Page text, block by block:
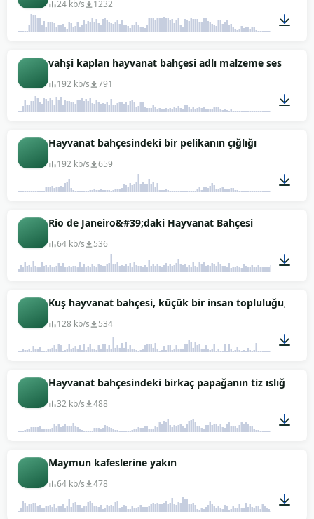
24 kb/s 1232
00:06
vahşi kaplan hayvanat bahçesi adlı malzeme ses
192 kb/s 791
Hayvanat bahçesindeki bir pelikanın çığlığı
192 kb/s 659
Rio de Janeiro&#39;daki Hayvanat Bahçesi
64 kb/s 536
02:10
Kuş hayvanat bahçesi, küçük bir insan topluluğu,
128 kb/s 534
04:27
Hayvanat bahçesindeki birkaç papağanın tiz ıslığı
32 kb/s 488
Maymun kafeslerine yakın
64 kb/s 478